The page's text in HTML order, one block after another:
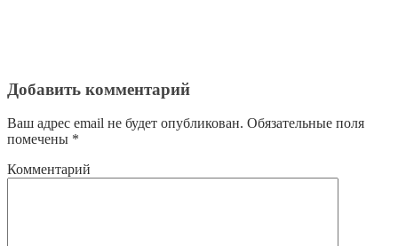
Добавить комментарий
Ваш адрес email не будет опубликован. Обязательные поля
помечены *
Комментарий